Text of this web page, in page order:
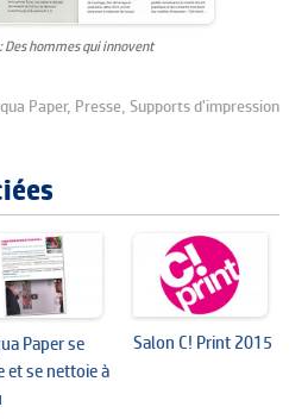
hommes qui innovent
Paper, Presse, Supports d'impression
Paper se
et se nettoie à
Salon C! Print 2015